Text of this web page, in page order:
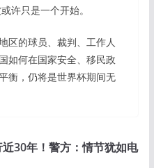
许只是一个开始。
的球员、裁判、工作人
如何在国家安全、移民政
衡，仍将是世界杯期间无
30年！警方：情节犹如电